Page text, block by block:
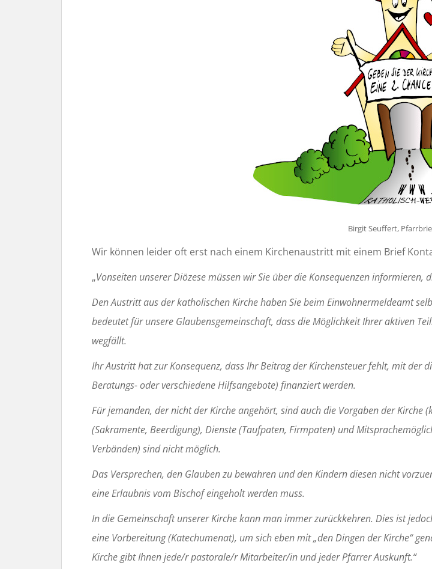
Birgit Seuffert,
Wir können leider oft erst nach einem Kirchenaustritt mit einem Brief
„Vonseiten unserer Diözese müssen wir Sie über die Konsequenzen informieren,
Den Austritt aus der katholischen Kirche haben Sie beim Einwohnermeldeamt
bedeutet für unsere Glaubensgemeinschaft, dass die Möglichkeit Ihrer aktiven
wegfällt.
Ihr Austritt hat zur Konsequenz, dass Ihr Beitrag der Kirchensteuer fehlt, mit der
Beratungs- oder verschiedene Hilfsangebote) finanziert werden.
Für jemanden, der nicht der Kirche angehört, sind auch die Vorgaben der
(Sakramente, Beerdigung), Dienste (Taufpaten, Firmpaten) und
Verbänden) sind nicht möglich.
Das Versprechen, den Glauben zu bewahren und den Kindern diesen nicht
eine Erlaubnis vom Bischof eingeholt werden muss.
In die Gemeinschaft unserer Kirche kann man immer zurückkehren. Dies ist
eine Vorbereitung (Katechumenat), um sich eben mit „den Dingen der Kirche“
Kirche gibt Ihnen jede/r pastorale/r Mitarbeiter/in und jeder Pfarrer Auskunft.“